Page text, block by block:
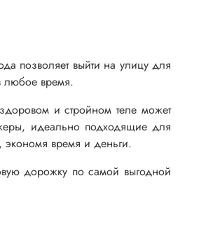
позволяет выйти на улицу для
любое время.
и стройном теле может
идеально подходящие для
время и деньги.
дорожку по самой выгодной